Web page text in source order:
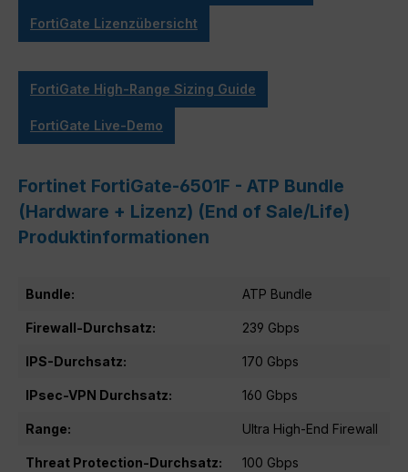
FortiGate Lizenzübersicht
FortiGate High-Range Sizing Guide
FortiGate Live-Demo
Fortinet FortiGate-6501F - ATP Bundle
(Hardware + Lizenz) (End of Sale/Life)
Produktinformationen
Bundle: ATP Bundle
Firewall-Durchsatz: 239 Gbps
IPS-Durchsatz: 170 Gbps
IPsec-VPN Durchsatz: 160 Gbps
Range: Ultra High-End Firewall
Threat Protection-Durchsatz: 100 Gbps